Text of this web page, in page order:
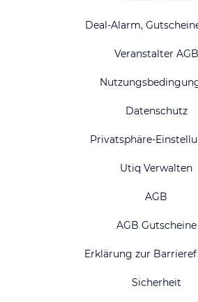
Deal-Alarm,
Veranstalter AGB
Datenschutz
Privatsphäre-
Utiq Verwalten
AGB
AGB Gutscheine
Erklärung zur
Sicherheit